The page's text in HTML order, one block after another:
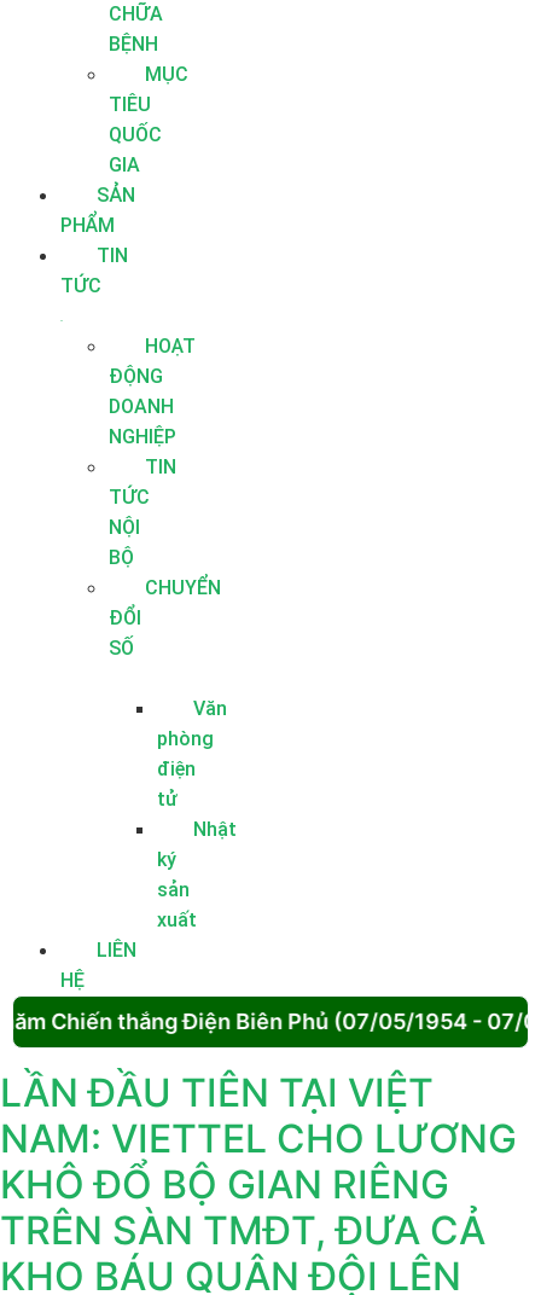
CHỮA
BỆNH
MỤC
TIÊU
QUỐC
GIA
SẢN
PHẨM
TIN
TỨC
HOẠT
ĐỘNG
DOANH
NGHIỆP
TIN
TỨC
NỘI
BỘ
CHUYỂN
ĐỔI
SỐ
Văn
phòng
điện
tử
Nhật
ký
sản
xuất
LIÊN
HỆ
Chiến thắng Điện Biên Phủ (07/05/1954 - 07/
LẦN ĐẦU TIÊN TẠI VIỆT
NAM: VIETTEL CHO LƯƠNG
KHÔ ĐỔ BỘ GIAN RIÊNG
TRÊN SÀN TMĐT, ĐƯA CẢ
KHO BÁU QUÂN ĐỘI LÊN